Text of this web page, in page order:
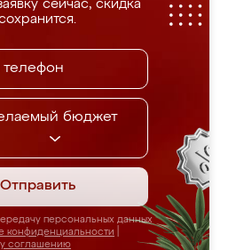
сейчас, скидка
бюджет
Отправить
персональных данных
конфиденциальности
соглашению